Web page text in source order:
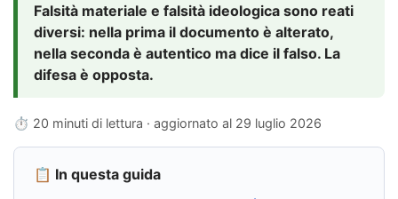
Falsità materiale e falsità ideologica sono reati
diversi: nella prima il documento è alterato,
nella seconda è autentico ma dice il falso. La
difesa è opposta.
⏱ 20 minuti di lettura · aggiornato al 29 luglio 2026
📋 In questa guida